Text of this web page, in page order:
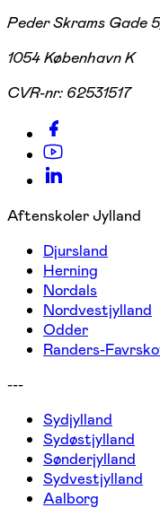
Peder Skrams Gade
1054 København K
CVR-nr: 62531517
Aftenskoler Jylland
Djursland
Herning
Nordals
Nordvestjylland
Odder
Randers-
---
Sydjylland
Sydøstjylland
Sønderjylland
Sydvestjylland
Aalborg